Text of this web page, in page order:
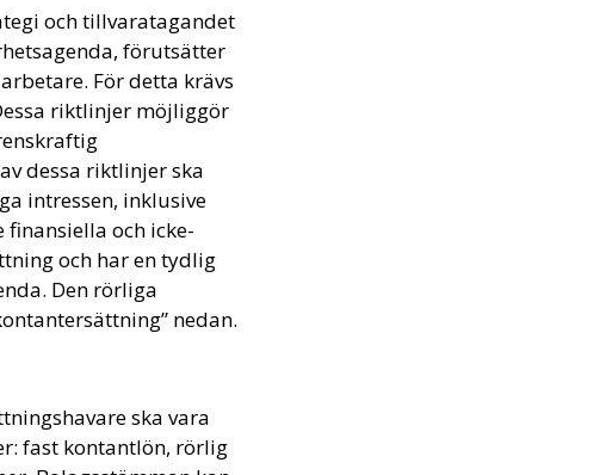
och tillvaratagandet
förutsätter
För detta krävs
riktlinjer möjliggör
dessa riktlinjer ska
intressen, inklusive
och icke-
och har en tydlig
Den rörliga
nedan.
ska vara
fast kontantlön, rörlig